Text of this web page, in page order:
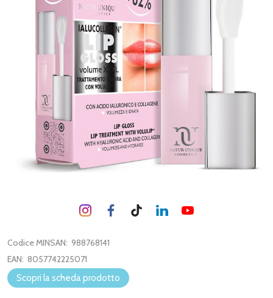
Codice MINSAN: 988768141
EAN: 8057742225071
Scopri la scheda prodotto